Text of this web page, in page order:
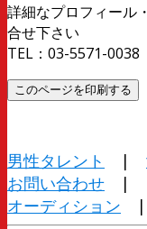
詳細なプロフィール
合せ下さい
TEL：03-5571-0038
男性タレント |
お問い合わせ
オーディション